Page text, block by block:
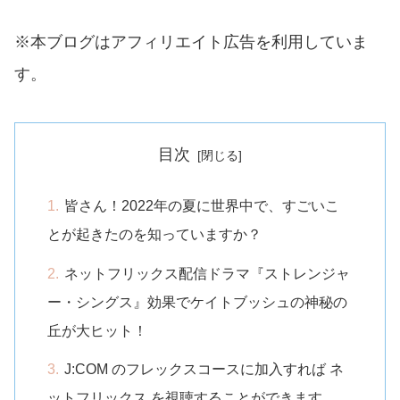
※本ブログはアフィリエイト広告を利用していま
す。
目次
皆さん！2022年の夏に世界中で、すごいこ
とが起きたのを知っていますか？
ネットフリックス配信ドラマ『ストレンジャ
ー・シングス』効果でケイトブッシュの神秘の
丘が大ヒット！
J:COM のフレックスコースに加入すれば ネ